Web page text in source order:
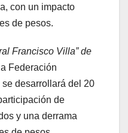
con un impacto
de pesos.
Francisco Villa” de
Federación
desarrollará del 20
de
y una derrama